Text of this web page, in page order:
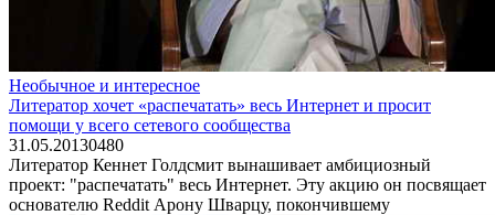
Необычное и интересное
Литератор хочет «распечатать» весь Интернет и просит
помощи у всего сетевого сообщества
31.05.20130480
Литератор Кеннет Голдсмит вынашивает амбициозный
проект: "распечатать" весь Интернет. Эту акцию он посвящает
основателю Reddit Арону Шварцу, покончившему